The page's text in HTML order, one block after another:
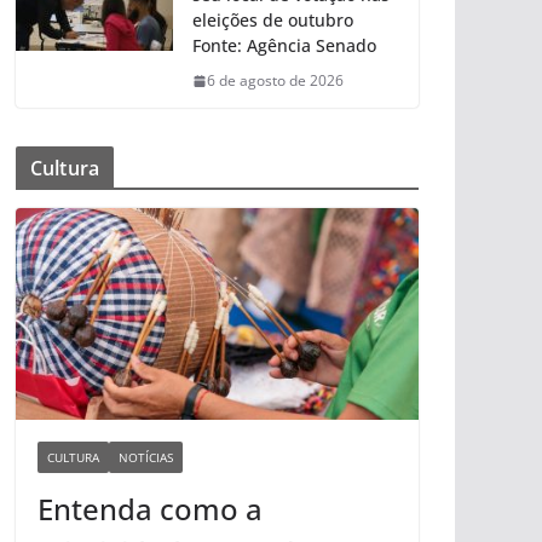
eleições de outubro
Fonte: Agência Senado
6 de agosto de 2026
Cultura
CULTURA NOTÍCIAS
Entenda como a